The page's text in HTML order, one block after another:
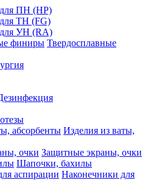
ПН (HP)
ТН (FG)
УН (RA)
Твердосплавные
Изделия из ваты,
Защитные экраны, очки
Шапочки, бахилы
Наконечники для